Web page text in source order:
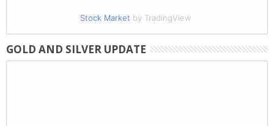
Stock Market by TradingView
GOLD AND SILVER UPDATE